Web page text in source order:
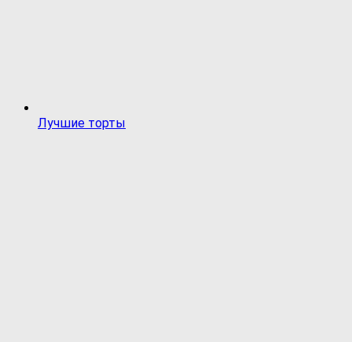
Лучшие торты